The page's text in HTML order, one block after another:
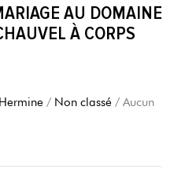
AU DOMAINE
À CORPS
/ Non classé / Aucun